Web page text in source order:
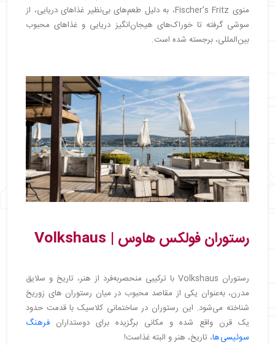
منوی Fischer’s Fritz، به دلیل طعم‌های بی‌نظیر غذاهای دریایی، از
سوشی گرفته تا خوراک‌های هیجان‌انگیز دریایی و غذاهای محبوب
بین‌المللی، برجسته شده است.
رستوران فولکس هاوس | Volkshaus
رستوران Volkshaus با ترکیبی منحصربه‌فرد از هنر، تاریخ و سلایق
مدرن، به‌عنوان یکی از مقاصد محبوب در میان رستوران های زوریخ
شناخته می‌شود. این رستوران در ساختمانی کلاسیک با قدمت حدود
یک قرن واقع شده و مکانی برگزیده برای دوستدارانفرهنگ
سوئیسی‌ها، تاریخ، هنر و البته غذاست!